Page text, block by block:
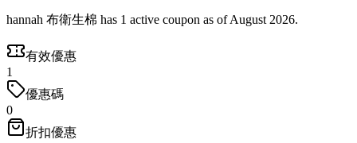
hannah 布衛生棉 has 1 active coupon as of August 2026.
有效優惠
1
優惠碼
0
折扣優惠